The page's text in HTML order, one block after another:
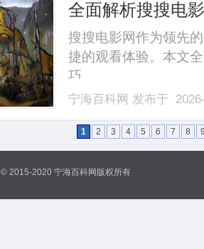
全面解析搜搜电
搜搜电影网作为领先
捷的观看体验。本文
巧。......
宁海百科网 发布于
1 2 3 4 5 6 7 8
© 2015-2020 宁海百科网版权所有